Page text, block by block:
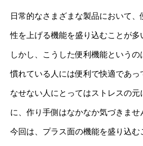
日常的なさまざまな製品において
性を上げる機能を盛り込むことが多
しかし、こうした便利機能という
慣れている人には便利で快適であっ
なせない人にとってはストレスの元
に、作り手側はなかなか気づきませ
今回は、プラス面の機能を盛り込む